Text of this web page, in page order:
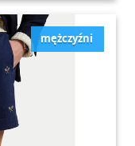
mężczyźni